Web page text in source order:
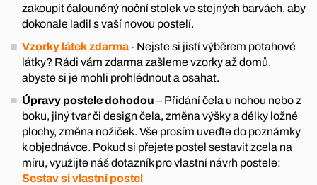
zakoupit čalouněný noční stolek ve stejných barvách, aby
dokonale ladil s vaší novou postelí.
Vzorky látek zdarma- Nejste si jistí výběrem potahové
látky? Rádi vám zdarma zašleme vzorky až domů,
abyste si je mohli prohlédnout a osahat.
Úpravy postele dohodou – Přidání čela u nohou nebo z
boku, jiný tvar či design čela, změna výšky a délky ložné
plochy, změna nožiček. Vše prosím uveďte do poznámky
k objednávce. Pokud si přejete postel sestavit zcela na
míru, využijte náš dotazník pro vlastní návrh postele:
Sestav si vlastní postel